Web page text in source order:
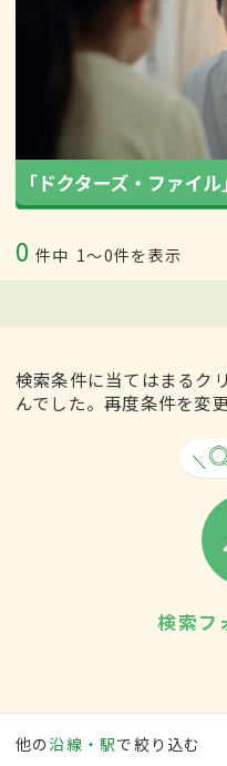
0 件中 1〜0件を表示
検索条件に当てはまるク
んでした。再度条件を変
検索フ
他の沿線・駅で絞り込む